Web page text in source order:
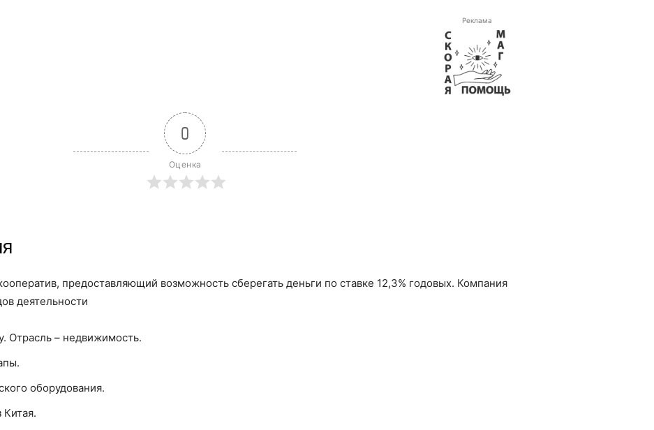
Реклама
0
Оценка
предоставляющий возможность сберегать деньги по ставке 12,3% годовых. Компания
деятельности
Отрасль – недвижимость.
оборудования.
Китая.